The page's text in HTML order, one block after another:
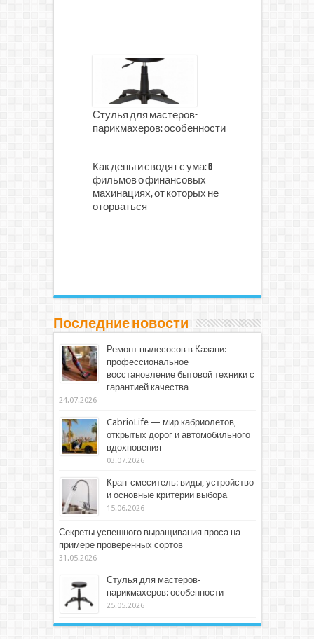
Стулья для мастеров-
парикмахеров: особенности
Как деньги сводят с ума: 6
фильмов о финансовых
махинациях, от которых не
оторваться
Последние новости
Ремонт пылесосов в Казани:
профессиональное
восстановление бытовой техники с
гарантией качества
24.07.2026
CabrioLife — мир кабриолетов,
открытых дорог и автомобильного
вдохновения
03.07.2026
Кран-смеситель: виды, устройство
и основные критерии выбора
15.06.2026
Секреты успешного выращивания проса на
примере проверенных сортов
31.05.2026
Стулья для мастеров-
парикмахеров: особенности
25.05.2026